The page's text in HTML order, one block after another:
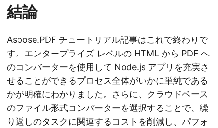
結論
Aspose.PDF チュートリアル記事はこれで終わりで
す。エンタープライズ レベルの HTML から PDF へ
のコンバーターを使用して Node.js アプリを充実さ
せることができるプロセス全体がいかに単純である
かが明確にわかりました。さらに、クラウドベース
のファイル形式コンバーターを選択することで、繰
り返しのタスクに関連するコストを削減し、パフォ